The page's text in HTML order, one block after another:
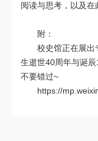
阅读与思考，以及在
附：
校史馆正在展
生逝世40周年与诞
不要错过~
https://